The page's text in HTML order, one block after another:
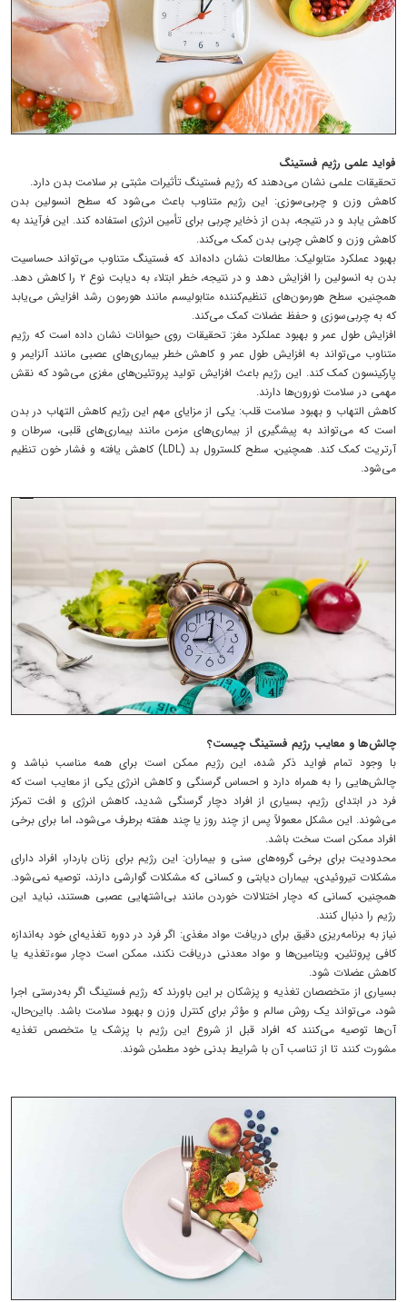
فواید علمی رژیم فستینگ
تحقیقات علمی نشان می‌دهند که رژیم فستینگ تأثیرات مثبتی بر سلامت بدن دارد.
کاهش وزن و چربی‌سوزی: این رژیم متناوب باعث می‌شود که سطح انسولین بدن
کاهش یابد و در نتیجه، بدن از ذخایر چربی برای تأمین انرژی استفاده کند. این فرآیند به
کاهش وزن و کاهش چربی بدن کمک می‌کند.
بهبود عملکرد متابولیک: مطالعات نشان داده‌اند که فستینگ متناوب می‌تواند حساسیت
بدن به انسولین را افزایش دهد و در نتیجه، خطر ابتلاء به دیابت نوع ۲ را کاهش دهد.
همچنین، سطح هورمون‌های تنظیم‌کننده متابولیسم مانند هورمون رشد افزایش می‌یابد
که به چربی‌سوزی و حفظ عضلات کمک می‌کند.
افزایش طول عمر و بهبود عملکرد مغز: تحقیقات روی حیوانات نشان داده است که رژیم
متناوب می‌تواند به افزایش طول عمر و کاهش خطر بیماری‌های عصبی مانند آلزایمر و
پارکینسون کمک کند. این رژیم باعث افزایش تولید پروتئین‌های مغزی می‌شود که نقش
مهمی در سلامت نورون‌ها دارند.
کاهش التهاب و بهبود سلامت قلب: یکی از مزایای مهم این رژیم کاهش التهاب در بدن
است که می‌تواند به پیشگیری از بیماری‌های مزمن مانند بیماری‌های قلبی، سرطان و
آرتریت کمک کند. همچنین، سطح کلسترول بد (LDL) کاهش یافته و فشار خون تنظیم
می‌شود.
چالش‌ها و معایب رژیم فستینگ چیست؟
با وجود تمام فواید ذکر شده، این رژیم ممکن است برای همه مناسب نباشد و
چالش‌هایی را به همراه دارد و احساس گرسنگی و کاهش انرژی یکی از معایب است که
فرد در ابتدای رژیم، بسیاری از افراد دچار گرسنگی شدید، کاهش انرژی و افت تمرکز
می‌شوند. این مشکل معمولاً پس از چند روز یا چند هفته برطرف می‌شود، اما برای برخی
افراد ممکن است سخت باشد.
محدودیت برای برخی گروه‌های سنی و بیماران: این رژیم برای زنان باردار، افراد دارای
مشکلات تیروئیدی، بیماران دیابتی و کسانی که مشکلات گوارشی دارند، توصیه نمی‌شود.
همچنین، کسانی که دچار اختلالات خوردن مانند بی‌اشتهایی عصبی هستند، نباید این
رژیم را دنبال کنند.
نیاز به برنامه‌ریزی دقیق برای دریافت مواد مغذی: اگر فرد در دوره تغذیه‌ای خود به‌اندازه
کافی پروتئین، ویتامین‌ها و مواد معدنی دریافت نکند، ممکن است دچار سوءتغذیه یا
کاهش عضلات شود.
بسیاری از متخصصان تغذیه و پزشکان بر این باورند که رژیم فستینگ اگر به‌درستی اجرا
شود، می‌تواند یک روش سالم و مؤثر برای کنترل وزن و بهبود سلامت باشد. بااین‌حال،
آن‌ها توصیه می‌کنند که افراد قبل از شروع این رژیم با پزشک یا متخصص تغذیه
مشورت کنند تا از تناسب آن با شرایط بدنی خود مطمئن شوند.